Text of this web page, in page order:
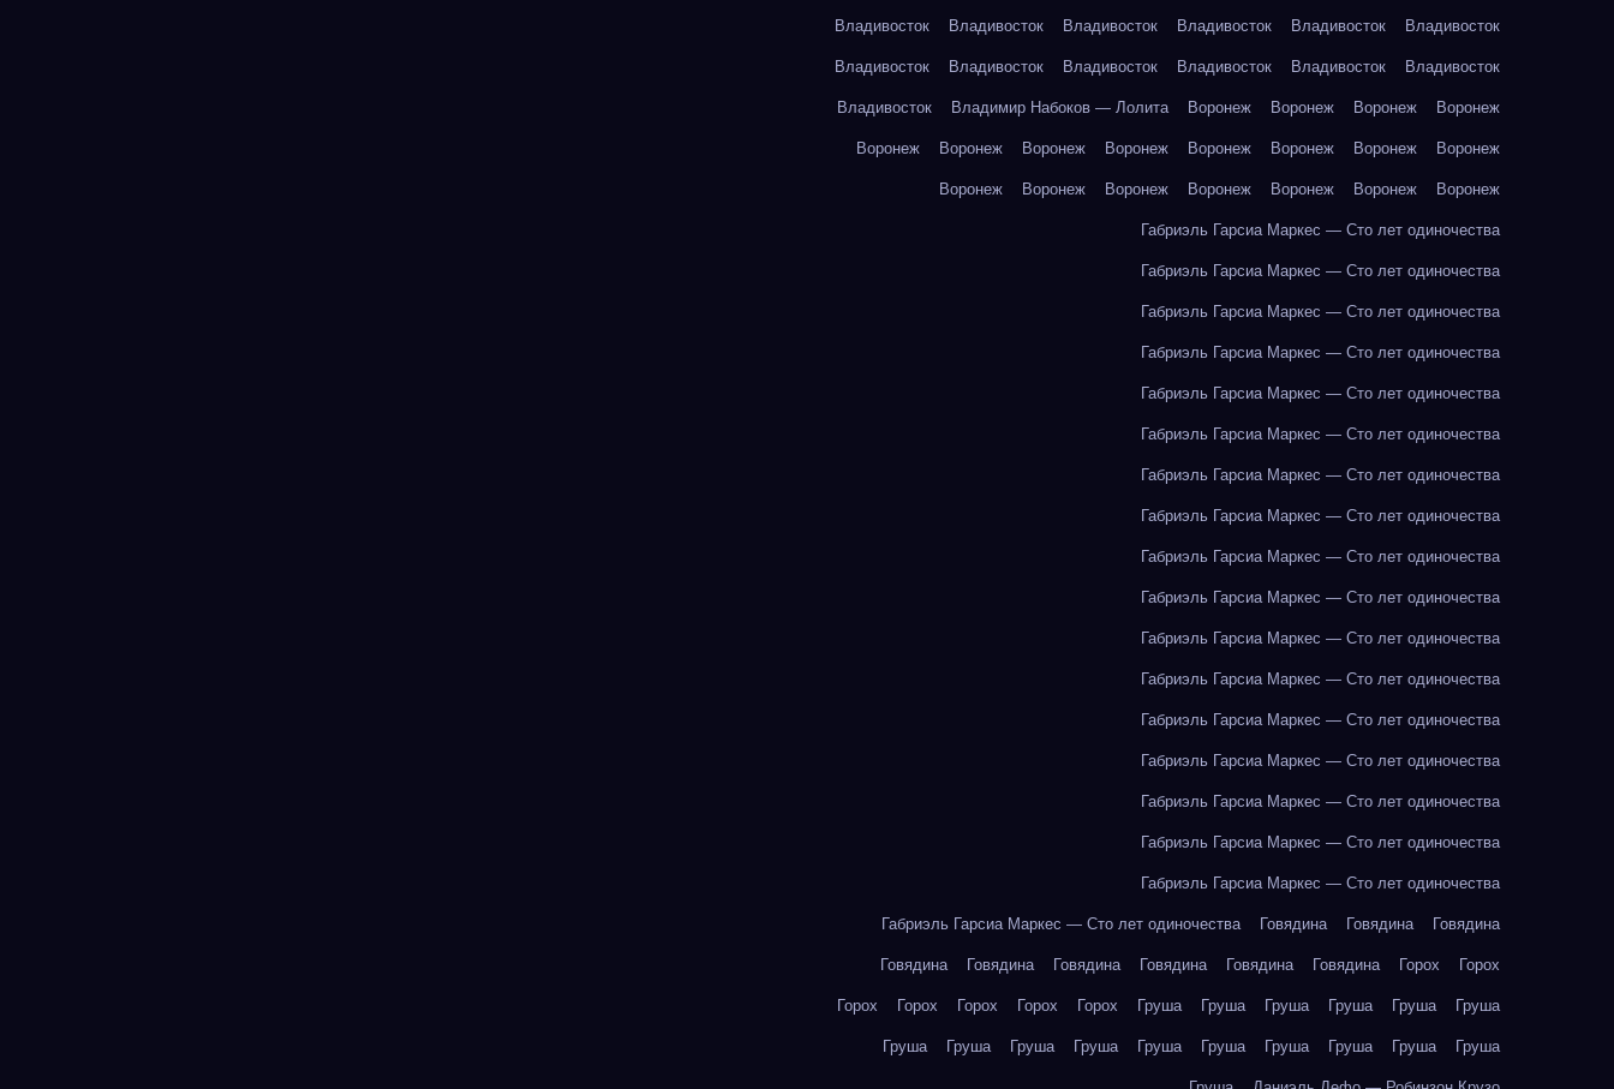
Владивосток Владивосток Владивосток Владивосток Владивосток Владивосток
Владивосток Владивосток Владивосток Владивосток Владивосток Владивосток
Владивосток Владимир Набоков — Лолита Воронеж Воронеж Воронеж Воронеж
Воронеж Воронеж Воронеж Воронеж Воронеж Воронеж Воронеж Воронеж
Воронеж Воронеж Воронеж Воронеж Воронеж Воронеж Воронеж
Габриэль Гарсиа Маркес — Сто лет одиночества
Габриэль Гарсиа Маркес — Сто лет одиночества
Габриэль Гарсиа Маркес — Сто лет одиночества
Габриэль Гарсиа Маркес — Сто лет одиночества
Габриэль Гарсиа Маркес — Сто лет одиночества
Габриэль Гарсиа Маркес — Сто лет одиночества
Габриэль Гарсиа Маркес — Сто лет одиночества
Габриэль Гарсиа Маркес — Сто лет одиночества
Габриэль Гарсиа Маркес — Сто лет одиночества
Габриэль Гарсиа Маркес — Сто лет одиночества
Габриэль Гарсиа Маркес — Сто лет одиночества
Габриэль Гарсиа Маркес — Сто лет одиночества
Габриэль Гарсиа Маркес — Сто лет одиночества
Габриэль Гарсиа Маркес — Сто лет одиночества
Габриэль Гарсиа Маркес — Сто лет одиночества
Габриэль Гарсиа Маркес — Сто лет одиночества
Габриэль Гарсиа Маркес — Сто лет одиночества
Габриэль Гарсиа Маркес — Сто лет одиночества Говядина Говядина Говядина
Говядина Говядина Говядина Говядина Говядина Говядина Горох Горох
Горох Горох Горох Горох Горох Груша Груша Груша Груша Груша Груша
Груша Груша Груша Груша Груша Груша Груша Груша Груша Груша